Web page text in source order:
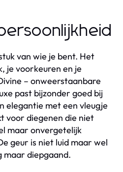
van wie je bent. Het
je voorkeuren en je
– onweerstaanbare
past bijzonder goed bij
elegantie met een vleugje
voor diegenen die niet
maar onvergetelijk
geur is niet luid maar wel
maar diepgaand.